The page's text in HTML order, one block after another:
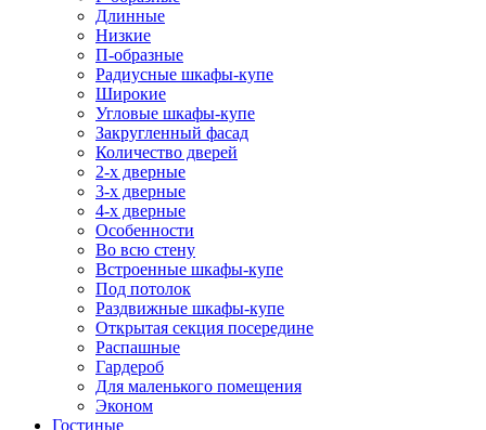
Длинные
Низкие
П-образные
Радиусные шкафы-купе
Широкие
Угловые шкафы-купе
Закругленный фасад
Количество дверей
2-х дверные
3-х дверные
4-х дверные
Особенности
Во всю стену
Встроенные шкафы-купе
Под потолок
Раздвижные шкафы-купе
Открытая секция посередине
Распашные
Гардероб
Для маленького помещения
Эконом
Гостиные